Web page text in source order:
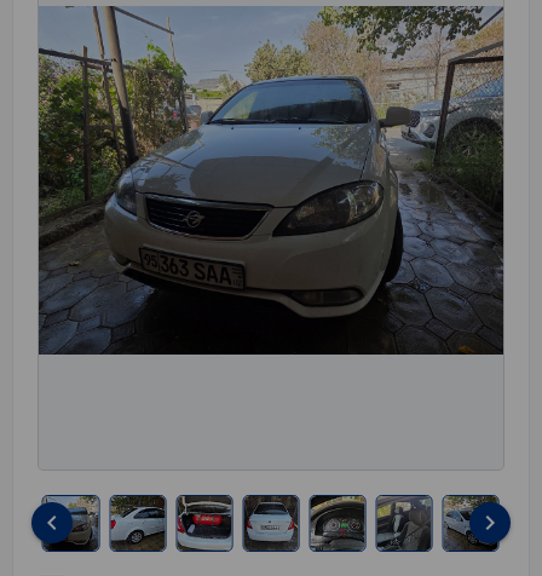
keyboard_arrow_left keyboard_arrow_right